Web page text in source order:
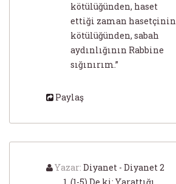
kötülüğünden, haset
ettiği zaman hasetçinin
kötülüğünden, sabah
aydınlığının Rabbine
sığınırım.”
Paylaş
Yazar: Diyanet - Diyanet 2